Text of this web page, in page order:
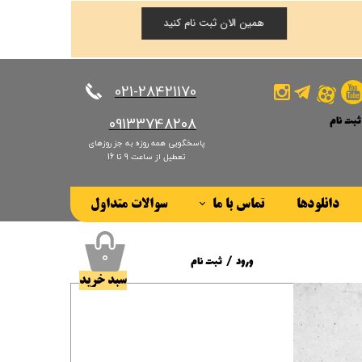
​​​​​​​021-28421170
​​​​​​​09133748208
پاسخگویی همه روزه به جز روزهای
تعطیل از ساعت 9 تا 16
دانلودها تماس با ما سوالات متداول
ثبت نام
من
واژه
همین الان ثبت نام کنید
۰
سبد خرید
ورود / ثبت نام
حساب کاربری من